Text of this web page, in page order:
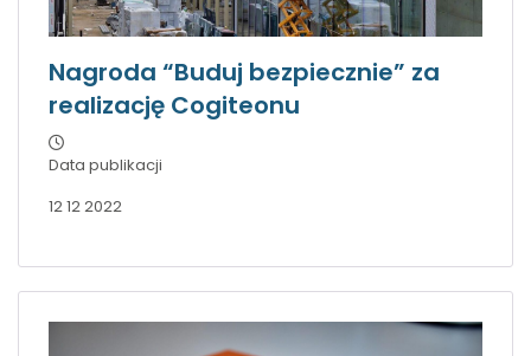
Nagroda “Buduj bezpiecznie” za
realizację Cogiteonu
Data publikacji
12 12 2022